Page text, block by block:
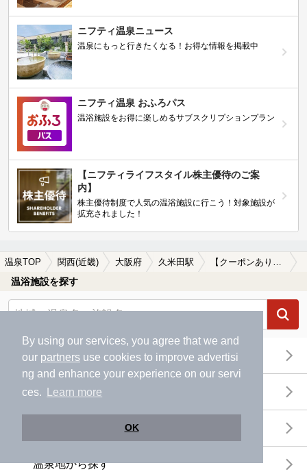
By using our services, you agree that we and
our partners use cookies to improve advertisi
ng and enhance your experience on our servi
ces.
Learn more
OK
ニフティ温泉ニュース
温泉にもっと行きたくなる！お得な情報を掲載中
ニフティ温泉 おふろパス
温浴施設をお得に楽しめるサブスクリプションプラン
【ニフティライフスタイル株主優待のご案
内】
株主優待制度で人気の温浴施設に行こう！対象施設が
拡充されました！
温泉TOP 関西(近畿) 大阪府 久米田駅
温浴施設を探す
エリアから探す
地図から探す
温泉地から探す